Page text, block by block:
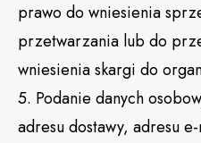
prawo do wniesienia
przetwarzania lub do
wniesienia skargi do
5. Podanie danych
adresu dostawy, adresu